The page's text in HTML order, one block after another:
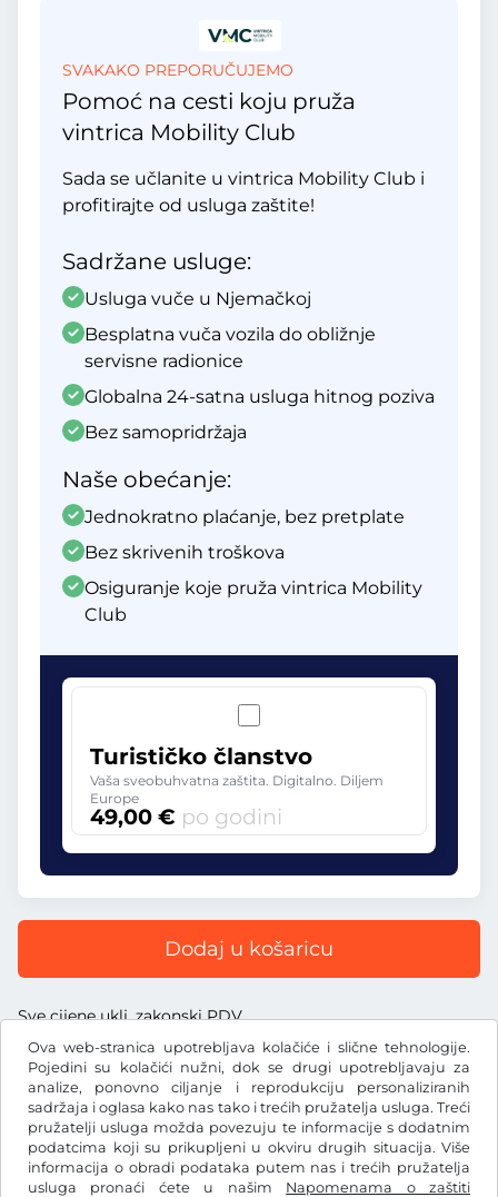
Ova web-stranica upotrebljava kolačiće i slične tehnologije.
Pojedini su kolačići nužni, dok se drugi upotrebljavaju za
analize, ponovno ciljanje i reprodukciju personaliziranih
sadržaja i oglasa kako nas tako i trećih pružatelja usluga. Treći
pružatelji usluga možda povezuju te informacije s dodatnim
podatcima koji su prikupljeni u okviru drugih situacija. Više
informacija o obradi podataka putem nas i trećih pružatelja
usluga pronaći ćete u našim Napomenama o zaštiti
SVAKAKO PREPORUČUJEMO
Pomoć na cesti koju pruža
vintrica Mobility Club
Sada se učlanite u vintrica Mobility Club i
profitirajte od usluga zaštite!
Sadržane usluge:
Usluga vuče u Njemačkoj
Besplatna vuča vozila do obližnje
servisne radionice
Globalna 24-satna usluga hitnog poziva
Bez samopridržaja
Naše obećanje:
Jednokratno plaćanje, bez pretplate
Bez skrivenih troškova
Osiguranje koje pruža vintrica Mobility
Club
Turističko članstvo
Vaša sveobuhvatna zaštita. Digitalno. Diljem
Europe
49,00 € po godini
Dodaj u košaricu
Sve cijene uklj. zakonski PDV
€EUR